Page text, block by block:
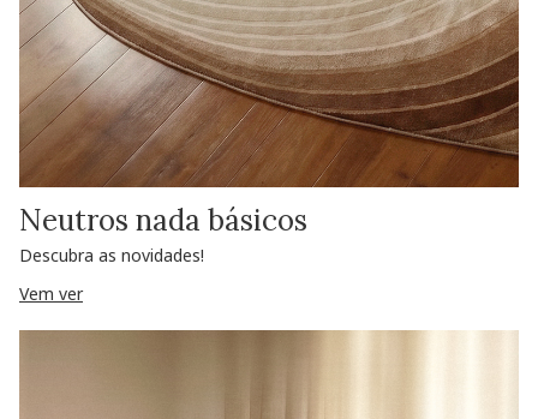
Neutros nada básicos
Descubra as novidades!
Vem ver